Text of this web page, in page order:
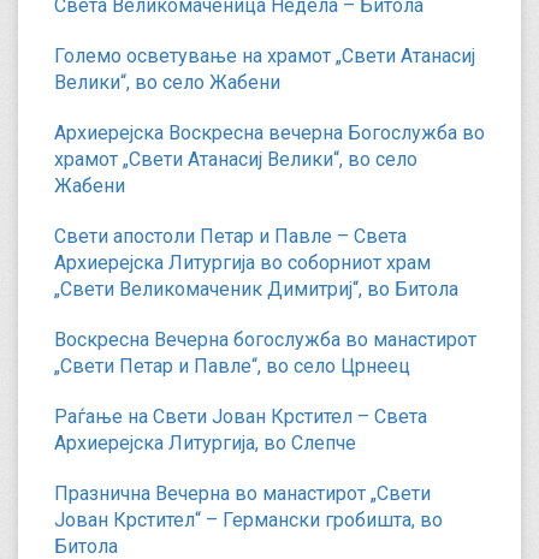
Света Великомаченица Недела – Битола
Големо осветување на храмот „Свети Атанасиј
Велики“, во село Жабени
Архиерејска Воскресна вечерна Богослужба во
храмот „Свети Атанасиј Велики“, во село
Жабени
Свети апостоли Петар и Павле – Света
Архиерејска Литургија во соборниот храм
„Свети Великомаченик Димитриј“, во Битола
Воскресна Вечерна богослужба во манастирот
„Свети Петар и Павле“, во село Црнеец
Раѓање на Свети Јован Крстител – Света
Архиерејска Литургија, во Слепче
Празнична Вечерна во манастирот „Свети
Јован Крстител“ – Германски гробишта, во
Битола